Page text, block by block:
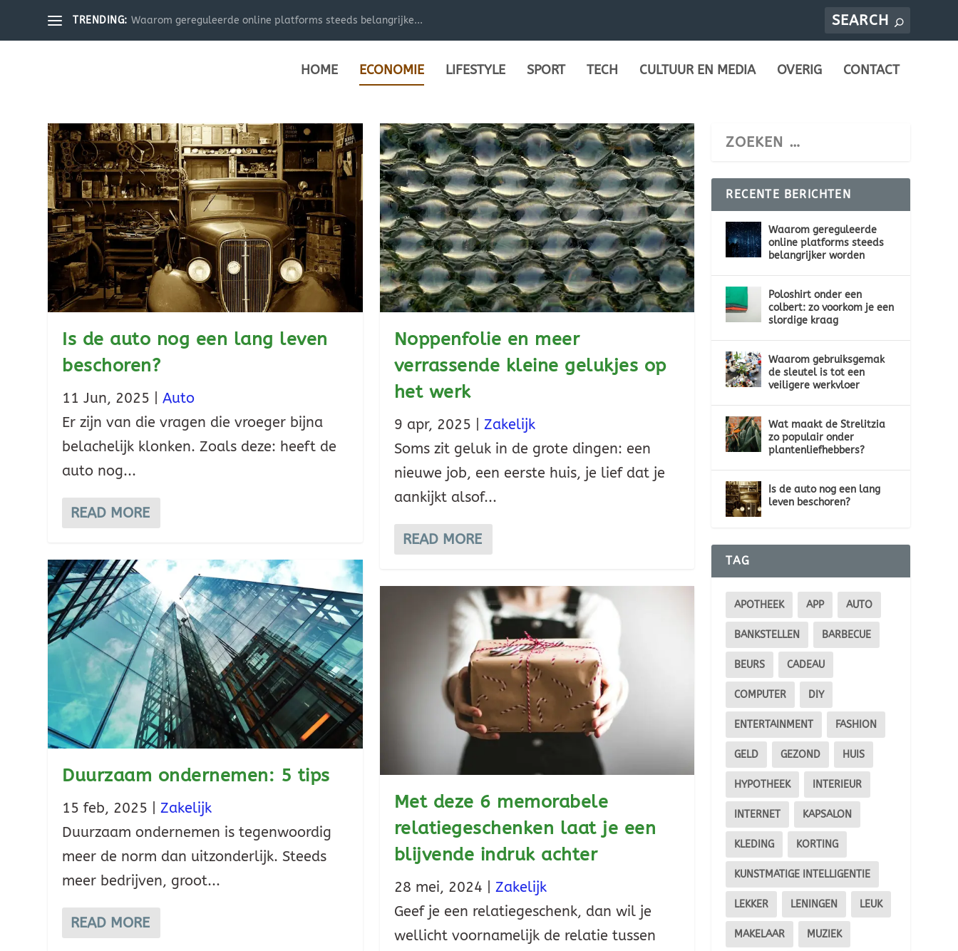
TRENDING: Waarom gereguleerde online platforms steeds belangrijke...
HOME ECONOMIE LIFESTYLE SPORT TECH CULTUUR EN MEDIA OVERIG CONTACT
Is de auto nog een lang leven
beschoren?
11 Jun, 2025 |Auto
Er zijn van die vragen die vroeger bijna
belachelijk klonken. Zoals deze: heeft de
auto nog...
READ MORE
Duurzaam ondernemen: 5 tips
15 feb, 2025 |Zakelijk
Duurzaam ondernemen is tegenwoordig
meer de norm dan uitzonderlijk. Steeds
meer bedrijven, groot...
READ MORE
Noppenfolie en meer
verrassende kleine gelukjes op
het werk
9 apr, 2025
Zakelijk
Soms zit geluk in de grote dingen: een
nieuwe job, een eerste huis, je lief dat je
aankijkt alsof...
READ MORE
Met deze 6 memorabele
relatiegeschenken laat je een
blijvende indruk achter
28 mei, 2024
Zakelijk
Geef je een relatiegeschenk, dan wil je
wellicht voornamelijk de relatie tussen
RECENTE BERICHTEN
Waarom gereguleerde
online platforms steeds
belangrijker worden
Poloshirt onder een
colbert: zo voorkom je een
slordige kraag
Waarom gebruiksgemak
de sleutel is tot een
veiligere werkvloer
Wat maakt de Strelitzia
zo populair onder
plantenliefhebbers?
Is de auto nog een lang
leven beschoren?
TAG
APOTHEEK APP AUTO
BANKSTELLEN BARBECUE
BEURS CADEAU
COMPUTER DIY
ENTERTAINMENT FASHION
GELD GEZOND HUIS
HYPOTHEEK INTERIEUR
INTERNET KAPSALON
KLEDING KORTING
KUNSTMATIGE INTELLIGENTIE
LEKKER LENINGEN LEUK
MAKELAAR MUZIEK